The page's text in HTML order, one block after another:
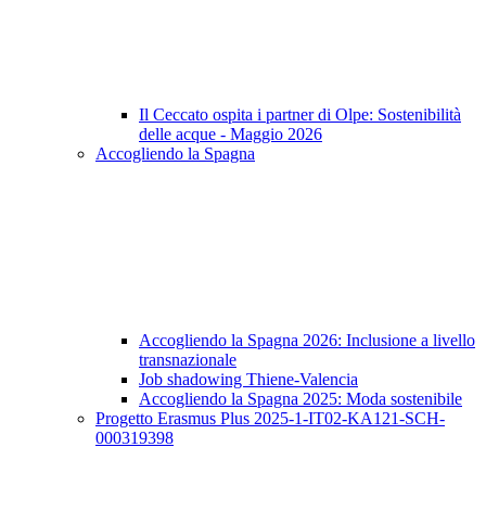
Il Ceccato ospita i partner di Olpe: Sostenibilità
delle acque - Maggio 2026
Accogliendo la Spagna
Accogliendo la Spagna 2026: Inclusione a livello
transnazionale
Job shadowing Thiene-Valencia
Accogliendo la Spagna 2025: Moda sostenibile
Progetto Erasmus Plus 2025-1-IT02-KA121-SCH-
000319398